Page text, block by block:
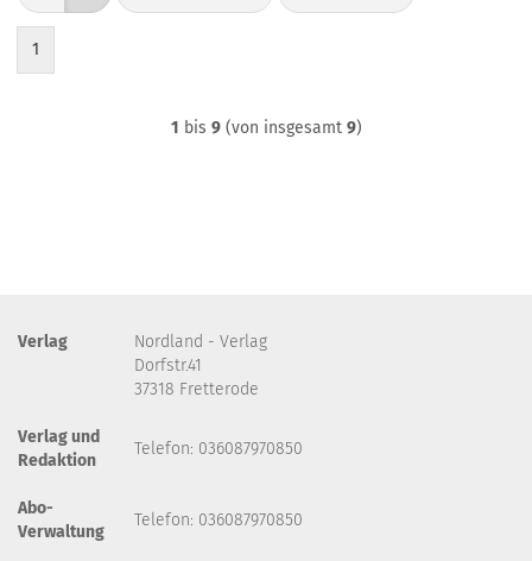
1
1 bis 9(von insgesamt 9)
Verlag
Nordland - Verlag
Dorfstr.41
37318 Fretterode
Verlag und
Redaktion
Telefon: 036087970850
Abo-
Verwaltung
Telefon: 036087970850